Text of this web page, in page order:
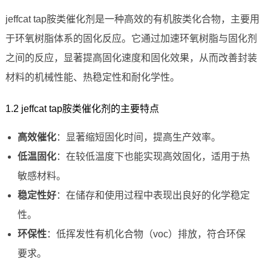
jeffcat tap胺类催化剂是一种高效的有机胺类化合物，主要用
于环氧树脂体系的固化反应。它通过加速环氧树脂与固化剂
之间的反应，显著提高固化速度和固化效果，从而改善封装
材料的机械性能、热稳定性和耐化学性。
1.2 jeffcat tap胺类催化剂的主要特点
高效催化：显著缩短固化时间，提高生产效率。
低温固化：在较低温度下也能实现高效固化，适用于热
敏感材料。
稳定性好：在储存和使用过程中表现出良好的化学稳定
性。
环保性：低挥发性有机化合物（voc）排放，符合环保
要求。